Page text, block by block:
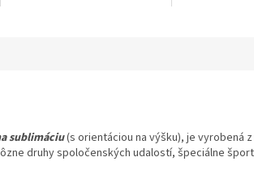
sublimáciu(s orientáciou na výšku), je vyrobená
druhy spoločenských udalostí, špeciálne